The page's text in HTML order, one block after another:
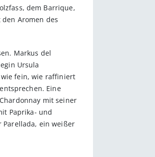
dem Barrique,
Aromen des
Markus del
Ursula
wie fein, wie raffiniert
Eine
mit seiner
Paprika- und
Parellada, ein weißer